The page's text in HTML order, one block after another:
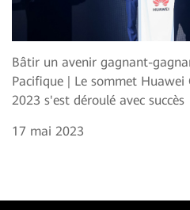
Bâtir un avenir gagnant-
Pacifique | Le sommet Huawei
2023 s'est déroulé avec succès
17 mai 2023